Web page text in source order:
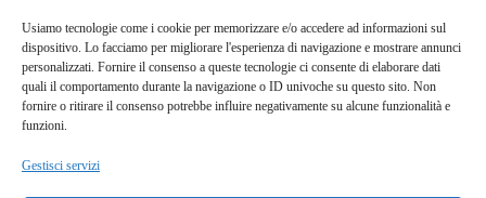
Usiamo tecnologie come i cookie per memorizzare e/o accedere ad informazioni sul
dispositivo. Lo facciamo per migliorare l'esperienza di navigazione e mostrare annunci
personalizzati. Fornire il consenso a queste tecnologie ci consente di elaborare dati
quali il comportamento durante la navigazione o ID univoche su questo sito. Non
fornire o ritirare il consenso potrebbe influire negativamente su alcune funzionalità e
funzioni.
Gestisci servizi
alcun diritto d’autore
.